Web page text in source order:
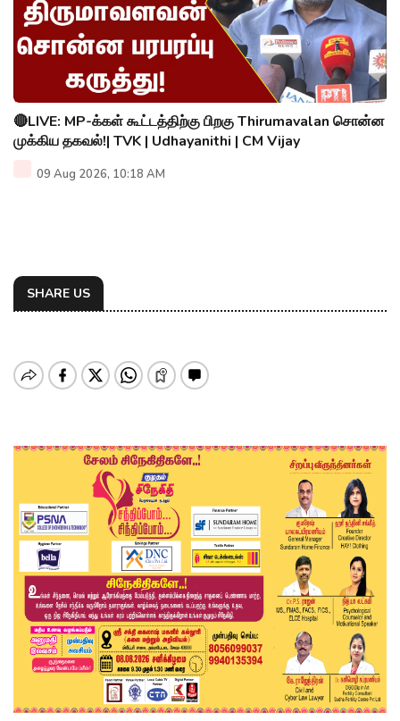
🔴LIVE: MP-க்கள் கூட்டத்திற்கு பிறகு Thirumavalan சொன்ன
முக்கிய தகவல்!| TVK | Udhayanithi | CM Vijay
09 Aug 2026, 10:18 AM
SHARE US